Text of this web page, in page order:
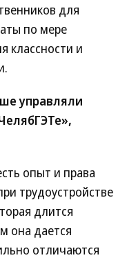
для
по мере
классности и
управляли
опыт и права
трудоустройстве
длится
она дается
отличаются